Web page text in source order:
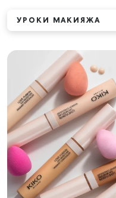
УРОКИ МАКИЯЖА